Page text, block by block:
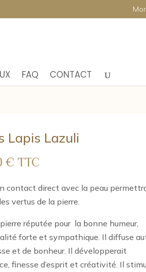
FAQ CONTACT
Lapis Lazuli
€Plage
prix :
17,00 €
32,00 €
TTC
contact direct avec la peau
vertus de la pierre.
réputée pour la bonne humeur,
forte et sympathique. Il diffuse
et de bonheur. Il développerait
finesse d’esprit et créativité. Il